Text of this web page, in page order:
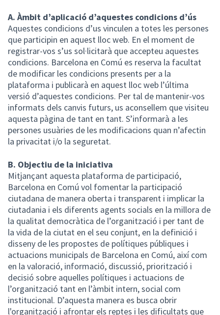
A. Àmbit d’aplicació d’aquestes condicions d’ús
Aquestes condicions d’us vinculen a totes les persones
que participin en aquest lloc web. En el moment de
registrar-vos s’us sol·licitarà que accepteu aquestes
condicions. Barcelona en Comú es reserva la facultat
de modificar les condicions presents per a la
plataforma i publicarà en aquest lloc web l’última
versió d’aquestes condicions. Per tal de mantenir-vos
informats dels canvis futurs, us aconsellem que visiteu
aquesta pàgina de tant en tant. S’informarà a les
persones usuàries de les modificacions quan n’afectin
la privacitat i/o la seguretat.
B. Objectiu de la iniciativa
Mitjançant aquesta plataforma de participació,
Barcelona en Comú vol fomentar la participació
ciutadana de manera oberta i transparent i implicar la
ciutadania i els diferents agents socials en la millora de
la qualitat democràtica de l’organització i per tant de
la vida de la ciutat en el seu conjunt, en la definició i
disseny de les propostes de polítiques públiques i
actuacions municipals de Barcelona en Comú, així com
en la valoració, informació, discussió, priorització i
decisió sobre aquelles polítiques i actuacions de
l’organització tant en l’àmbit intern, social com
institucional. D’aquesta manera es busca obrir
l'organització i afrontar els reptes i les dificultats que